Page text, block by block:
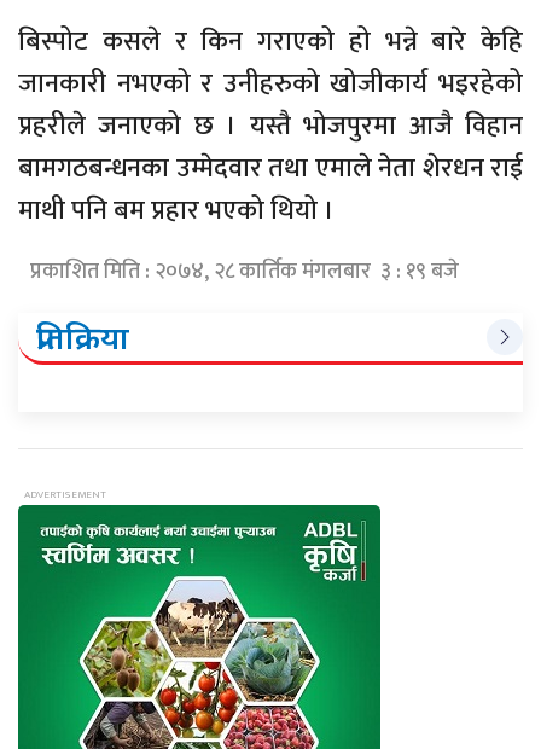
बिस्पोट कसले र किन गराएको हो भन्ने बारे केहि
जानकारी नभएको र उनीहरुको खोजीकार्य भइरहेको
प्रहरीले जनाएको छ । यस्तै भोजपुरमा आजै विहान
बामगठबन्धनका उम्मेदवार तथा एमाले नेता शेरधन राई
माथी पनि बम प्रहार भएको थियो ।
प्रकाशित मिति : २०७४, २८ कार्तिक मंगलबार ३ : १९ बजे
प्रतिक्रिया